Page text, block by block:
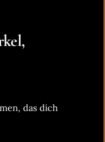
das dich